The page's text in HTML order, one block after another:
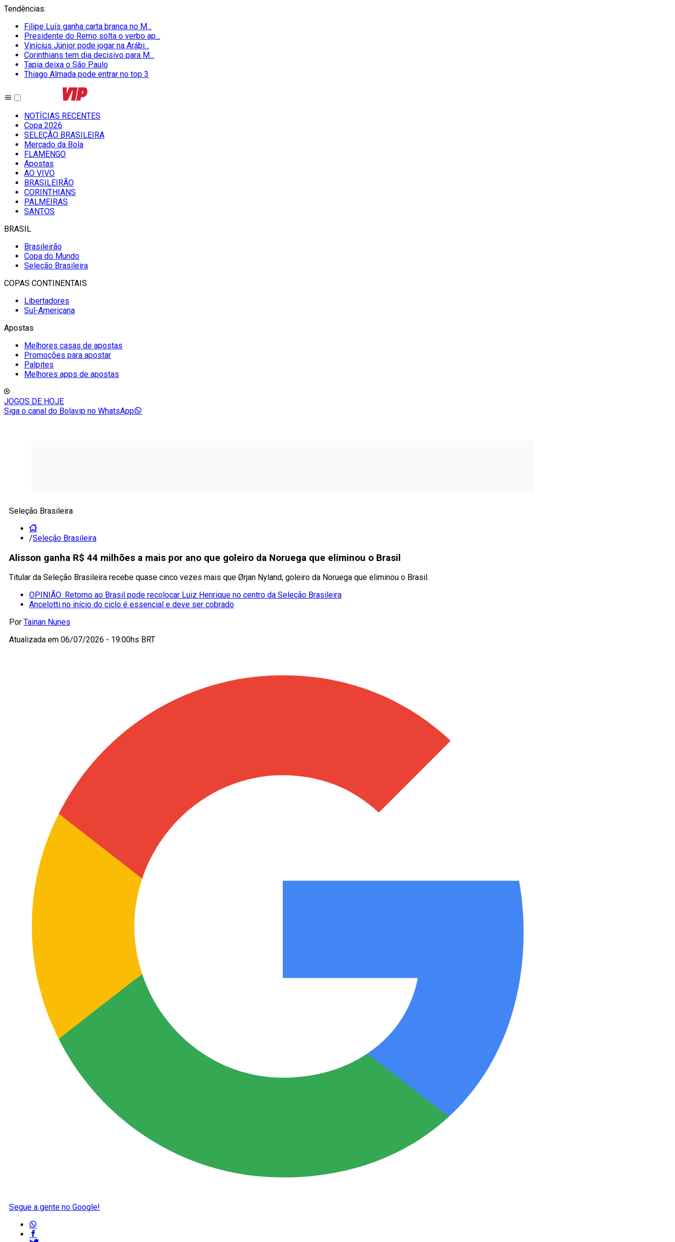
Tendências:
Filipe Luís ganha carta branca no M...
Presidente do Remo solta o verbo ap...
Vinícius Júnior pode jogar na Arábi...
Corinthians tem dia decisivo para M...
Tapia deixa o São Paulo
Thiago Almada pode entrar no top 3
NOTÍCIAS RECENTES
Copa 2026
SELEÇÃO BRASILEIRA
Mercado da Bola
FLAMENGO
Apostas
AO VIVO
BRASILEIRÃO
CORINTHIANS
PALMEIRAS
SANTOS
BRASIL
Brasileirão
Copa do Mundo
Seleção Brasileira
COPAS CONTINENTAIS
Libertadores
Sul-Americana
Apostas
Melhores casas de apostas
Promoções para apostar
Palpites
Melhores apps de apostas
JOGOS DE HOJE
Siga o canal do Bolavip no WhatsApp
Seleção Brasileira
/Seleção Brasileira
Alisson ganha R$ 44 milhões a mais por ano que goleiro da Noruega que eliminou o Brasil
Titular da Seleção Brasileira recebe quase cinco vezes mais que Ørjan Nyland, goleiro da Noruega que eliminou o Brasil.
OPINIÃO: Retorno ao Brasil pode recolocar Luiz Henrique no centro da Seleção Brasileira
Ancelotti no início do ciclo é essencial e deve ser cobrado
Por Tainan Nunes
Atualizada em 06/07/2026 - 19:00hs BRT
Segue a gente no Google!